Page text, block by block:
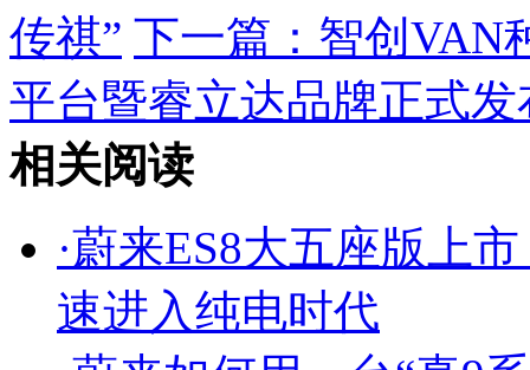
传祺” 下一篇： 智创VAN
平台暨睿立达品牌正式发
相关阅读
·蔚来ES8大五座版上
速进入纯电时代